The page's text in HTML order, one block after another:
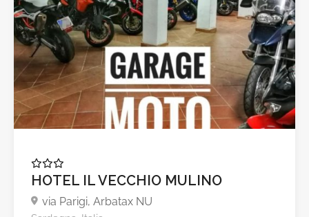
A partire da
HOTEL IL VECCHIO MULINO
via Parigi, Arbatax NU